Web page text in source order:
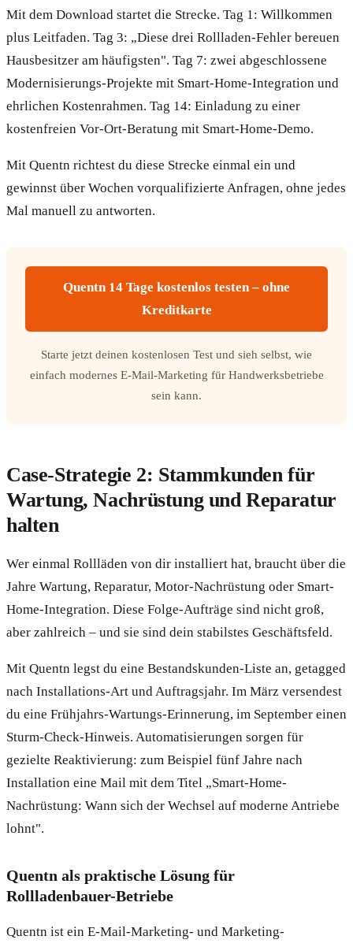
Mit dem Download startet die Strecke. Tag 1: Willkommen
plus Leitfaden. Tag 3: „Diese drei Rollladen-Fehler bereuen
Hausbesitzer am häufigsten". Tag 7: zwei abgeschlossene
Modernisierungs-Projekte mit Smart-Home-Integration und
ehrlichen Kostenrahmen. Tag 14: Einladung zu einer
kostenfreien Vor-Ort-Beratung mit Smart-Home-Demo.
Mit Quentn richtest du diese Strecke einmal ein und
gewinnst über Wochen vorqualifizierte Anfragen, ohne jedes
Mal manuell zu antworten.
Quentn 14 Tage kostenlos testen – ohne
Kreditkarte
Starte jetzt deinen kostenlosen Test und sieh selbst, wie
einfach modernes E-Mail-Marketing für Handwerksbetriebe
sein kann.
Case-Strategie 2: Stammkunden für
Wartung, Nachrüstung und Reparatur
halten
Wer einmal Rollläden von dir installiert hat, braucht über die
Jahre Wartung, Reparatur, Motor-Nachrüstung oder Smart-
Home-Integration. Diese Folge-Aufträge sind nicht groß,
aber zahlreich – und sie sind dein stabilstes Geschäftsfeld.
Mit Quentn legst du eine Bestandskunden-Liste an, getagged
nach Installations-Art und Auftragsjahr. Im März versendest
du eine Frühjahrs-Wartungs-Erinnerung, im September einen
Sturm-Check-Hinweis. Automatisierungen sorgen für
gezielte Reaktivierung: zum Beispiel fünf Jahre nach
Installation eine Mail mit dem Titel „Smart-Home-
Nachrüstung: Wann sich der Wechsel auf moderne Antriebe
lohnt".
Quentn als praktische Lösung für
Rollladenbauer-Betriebe
Quentn ist ein E-Mail-Marketing- und Marketing-